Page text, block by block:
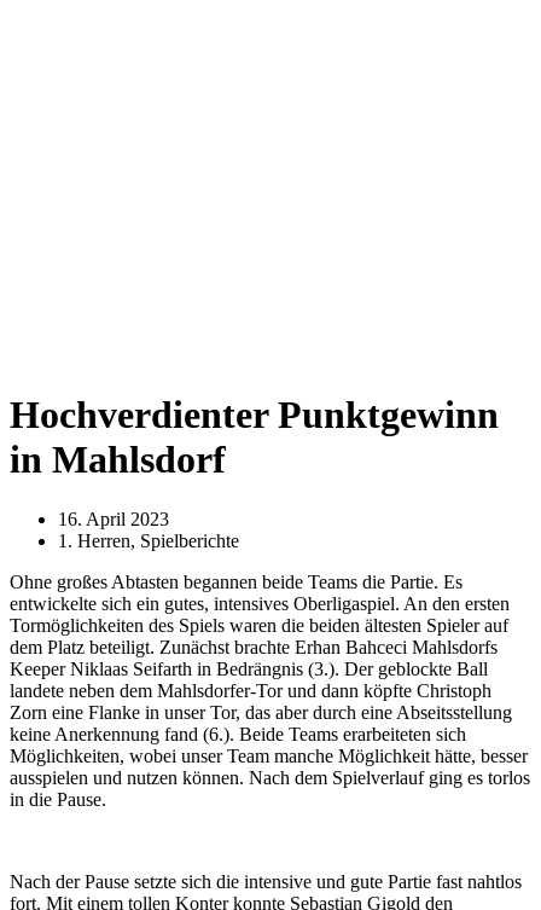
Hochverdienter Punktgewinn
in Mahlsdorf
16. April 2023
1. Herren, Spielberichte
Ohne großes Abtasten begannen beide Teams die Partie. Es
entwickelte sich ein gutes, intensives Oberligaspiel. An den ersten
Tormöglichkeiten des Spiels waren die beiden ältesten Spieler auf
dem Platz beteiligt. Zunächst brachte Erhan Bahceci Mahlsdorfs
Keeper Niklaas Seifarth in Bedrängnis (3.). Der geblockte Ball
landete neben dem Mahlsdorfer-Tor und dann köpfte Christoph
Zorn eine Flanke in unser Tor, das aber durch eine Abseitsstellung
keine Anerkennung fand (6.). Beide Teams erarbeiteten sich
Möglichkeiten, wobei unser Team manche Möglichkeit hätte, besser
ausspielen und nutzen können. Nach dem Spielverlauf ging es torlos
in die Pause.
Nach der Pause setzte sich die intensive und gute Partie fast nahtlos
fort. Mit einem tollen Konter konnte Sebastian Gigold den